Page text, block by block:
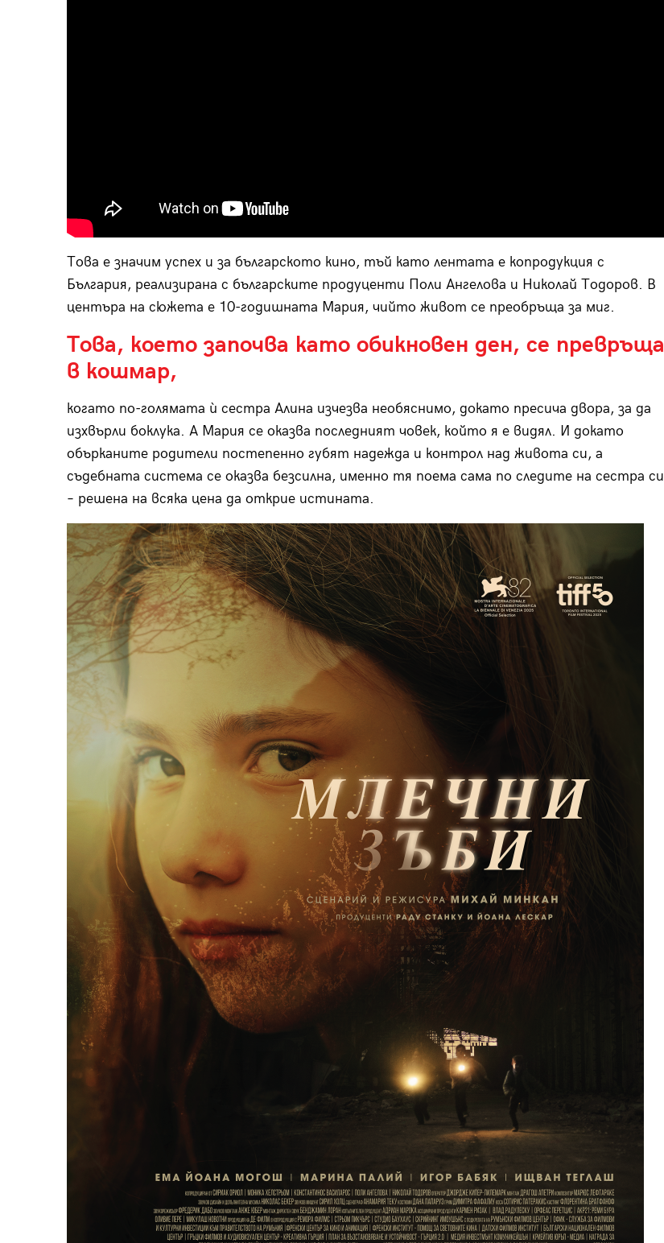
Това е значим успех и за българското кино, тъй като лентата е копродукция с
България, реализирана с българските продуценти Поли Ангелова и Николай Тодоров. В
центъра на сюжета е 10-годишната Мария, чийто живот се преобръща за миг.
Това, което започва като обикновен ден, се превръща
в кошмар,
когато по-голямата ѝ сестра Алина изчезва необяснимо, докато пресича двора, за да
изхвърли боклука. А Мария се оказва последният човек, който я е видял. И докато
обърканите родители постепенно губят надежда и контрол над живота си, а
съдебната система се оказва безсилна, именно тя поема сама по следите на сестра си
– решена на всяка цена да открие истината.